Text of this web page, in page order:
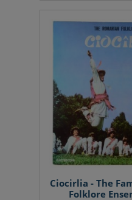
Ciocirlia - The
Folklore